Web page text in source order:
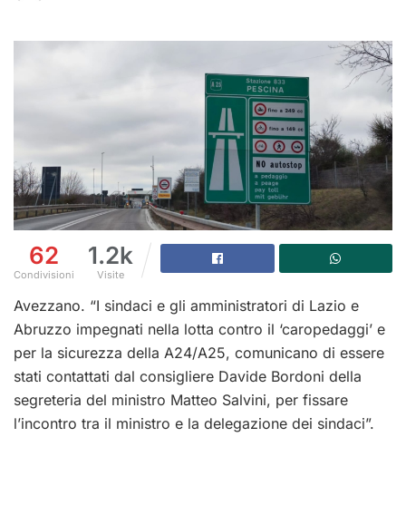
62
Condivisioni
1.2k
Visite
Avezzano. “I sindaci e gli amministratori di Lazio e
Abruzzo impegnati nella lotta contro il ‘caropedaggi’ e
per la sicurezza della A24/A25, comunicano di essere
stati contattati dal consigliere Davide Bordoni della
segreteria del ministro Matteo Salvini, per fissare
l’incontro tra il ministro e la delegazione dei sindaci”.